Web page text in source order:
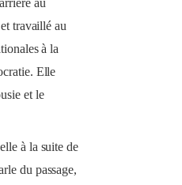
au
travaillé au
à la
Elle
et le
à la suite de
du passage,